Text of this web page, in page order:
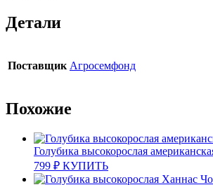
Детали
Поставщик Агросемфонд
Похожие
Голубика высокорослая
799 ₽ КУПИТЬ